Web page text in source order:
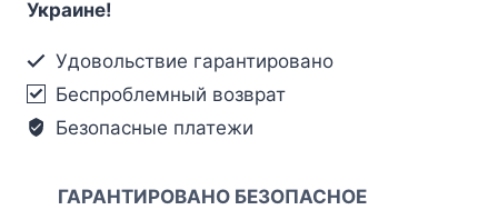
Украине!
Удовольствие гарантировано
Беспроблемный возврат
Безопасные платежи
ГАРАНТИРОВАНО БЕЗОПАСНОЕ